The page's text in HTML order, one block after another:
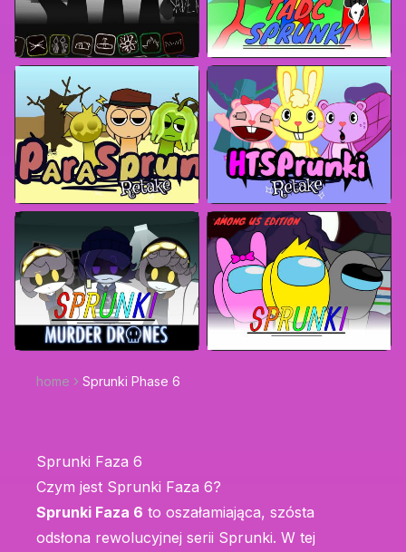
home Sprunki Phase 6
Sprunki Faza 6
Czym jest Sprunki Faza 6?
Sprunki Faza 6 to oszałamiająca, szósta
odsłona rewolucyjnej serii Sprunki. W tej